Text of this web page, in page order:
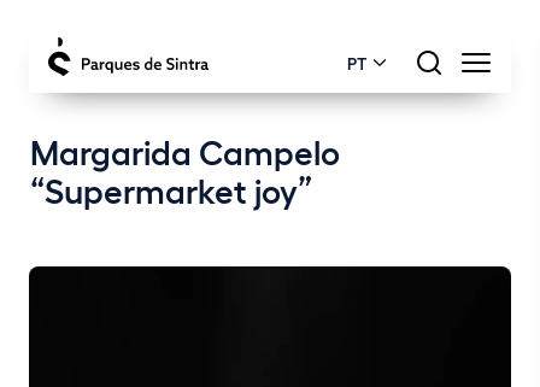
PT
Margarida Campelo
“Supermarket joy”